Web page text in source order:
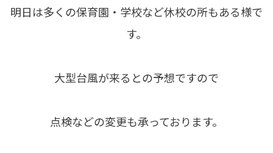
明日は多くの保育園・学校など休校の所もある様で
す。
大型台風が来るとの予想ですので
点検などの変更も承っております。